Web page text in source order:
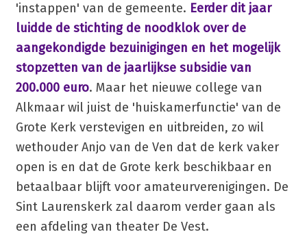
'instappen' van de gemeente. Eerder dit jaar
luidde de stichting de noodklok over de
aangekondigde bezuinigingen en het mogelijk
stopzetten van de jaarlijkse subsidie van
200.000 euro. Maar het nieuwe college van
Alkmaar wil juist de 'huiskamerfunctie' van de
Grote Kerk verstevigen en uitbreiden, zo wil
wethouder Anjo van de Ven dat de kerk vaker
open is en dat de Grote kerk beschikbaar en
betaalbaar blijft voor amateurverenigingen. De
Sint Laurenskerk zal daarom verder gaan als
een afdeling van theater De Vest.